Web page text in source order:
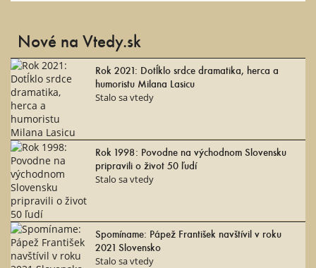
Nové na Vtedy.sk
Rok 2021: Dotĺklo srdce dramatika, herca a
humoristu Milana Lasicu
Stalo sa vtedy
Rok 1998: Povodne na východnom Slovensku
pripravili o život 50 ľudí
Stalo sa vtedy
Spomíname: Pápež František navštívil v roku
2021 Slovensko
Stalo sa vtedy